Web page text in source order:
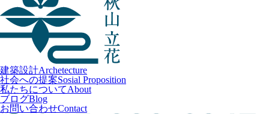
建築設計Archetecture
社会への提案Sosial Proposition
私たちについてAbout
ブログBlog
お問い合わせContact